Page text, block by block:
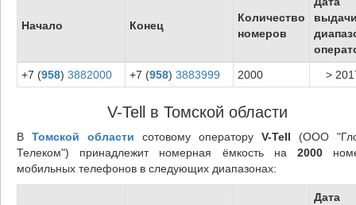
Начало Конец
Количество
номеров
+7 (958) 3882000 +7 (958) 3883999 2000 >
V-Tell в Томской области
В Томской области сотовому операторуV-Tell (ООО
Телеком") принадлежит номерная ёмкость на2000
мобильных телефонов в следующих диапазонах:
Дата